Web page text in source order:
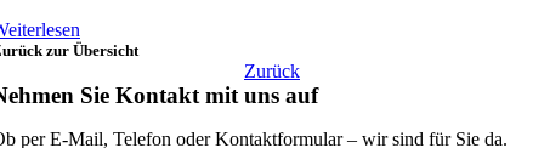
zur Übersicht
Zurück
Sie Kontakt mit uns auf
per E-Mail, Telefon oder Kontaktformular – wir sind für Sie da.